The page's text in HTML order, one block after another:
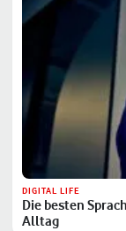
DIGITAL LIFE
Die besten
Alltag